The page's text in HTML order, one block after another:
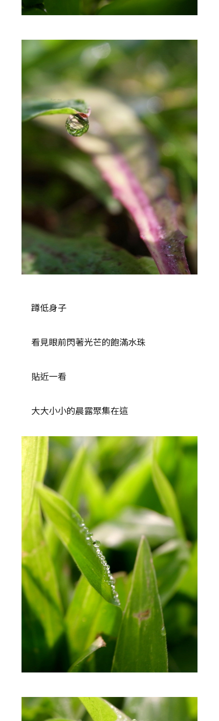
蹲低身子
看見眼前閃著光芒的飽滿水珠
貼近一看
大大小小的晨露聚集在這